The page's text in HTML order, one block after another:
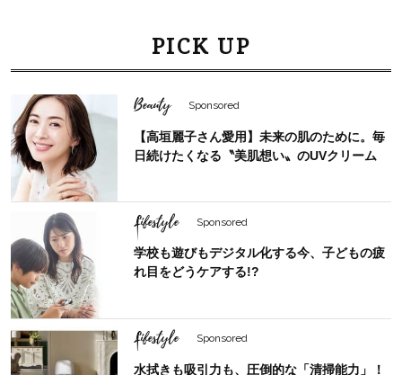
PICK UP
Beauty Sponsored
【高垣麗子さん愛用】未来の肌のために。毎
日続けたくなる〝美肌想い〟のUVクリーム
Lifestyle Sponsored
学校も遊びもデジタル化する今、子どもの疲
れ目をどうケアする!?
Lifestyle Sponsored
水拭きも吸引力も、圧倒的な「清掃能力」！